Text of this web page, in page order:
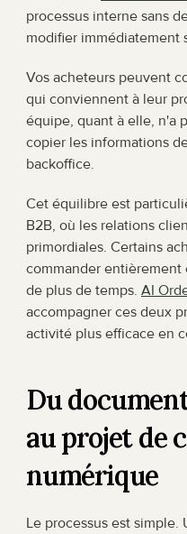
processus interne sans
modifier immédiatement
Vos acheteurs peuvent
qui conviennent à leur
équipe, quant à elle, n'a
copier les informations
backoffice.
Cet équilibre est
B2B, où les relations
primordiales. Certains
commander entièrement
de plus de temps. AI
accompagner ces deux
activité plus efficace en
Du
au projet de
numérique
Le processus est